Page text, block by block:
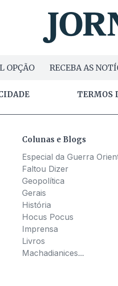
OPÇÃO RECEBA AS
TERMOS
Colunas e Blogs
Especial da Guerra
Faltou Dizer
Geopolítica
Gerais
História
Hocus Pocus
Imprensa
Livros
Machadianices...